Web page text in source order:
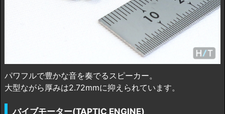
パワフルで豊かな音を奏でるスピーカー。
大型ながら厚みは2.72mmに抑えられています。
バイブモーター(TAPTIC ENGINE)